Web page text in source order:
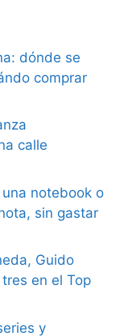
dónde se
comprar
calle
notebook o
sin gastar
Guido
en el Top
y